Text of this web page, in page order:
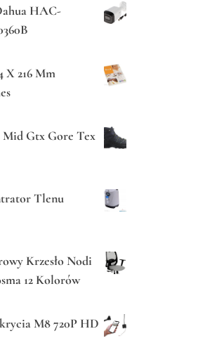
HAC-
X 216 Mm
Gtx Gore Tex
Tlenu
Krzesło Nodi
12 Kolorów
M8 720P HD